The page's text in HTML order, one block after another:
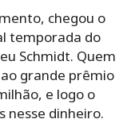
chegou o
temporada do
Schmidt. Quem
grande prêmio
e logo o
nesse dinheiro.